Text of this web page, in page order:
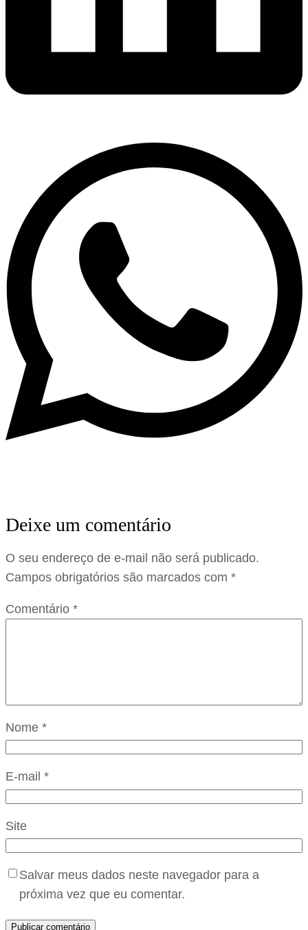
Deixe um comentário
O seu endereço de e-mail não será publicado.
Campos obrigatórios são marcados com *
Comentário *
Nome *
E-mail *
Site
Salvar meus dados neste navegador para a
próxima vez que eu comentar.